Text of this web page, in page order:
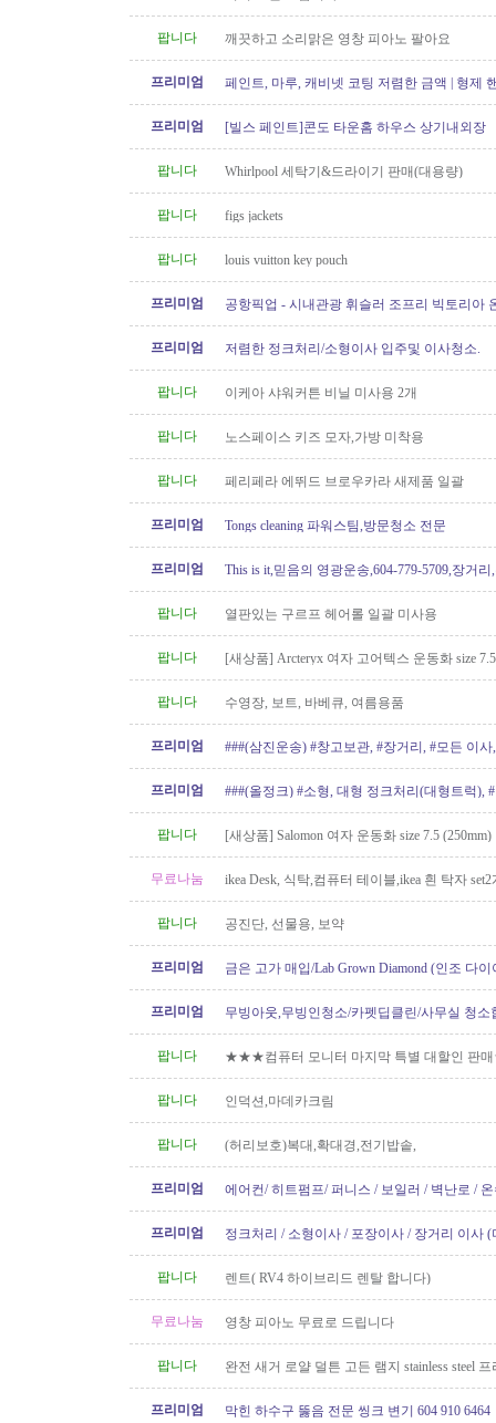
팝니다 깨끗하고 소리맑은 영창 피아노 팔아요
프리미엄 페인트, 마루, 캐비넷 코팅 저렴한 금액 | 형제
프리미엄 [빌스 페인트]콘도 타운홈 하우스 상기내외장
팝니다 Whirlpool 세탁기&드라이기 판매(대용량)
팝니다 figs jackets
팝니다 louis vuitton key pouch
프리미엄
공항픽업 - 시내관광 휘슬러 조프리 빅토리아
프리미엄
저렴한 정크처리/소형이사 입주및 이사청소.
팝니다 이케아 샤워커튼 비닐 미사용 2개
팝니다 노스페이스 키즈 모자,가방 미착용
팝니다 페리페라 에뛰드 브로우카라 새제품 일괄
프리미엄 Tongs cleaning 파워스팀,방문청소 전문
프리미엄 This is it,믿음의 영광운송,604-779-5709,장거리
팝니다 열판있는 구르프 헤어롤 일괄 미사용
팝니다 [새상품] Arcteryx 여자 고어텍스 운동화 size 7.5
팝니다 수영장, 보트, 바베큐, 여름용품
프리미엄 ###(삼진운송) #창고보관, #장거리, #모든 이사
프리미엄
###(올정크) #소형, 대형 정크처리(대형트럭),
팝니다
[새상품] Salomon 여자 운동화 size 7.5 (250mm)
무료나눔 ikea Desk, 식탁,컴퓨터 테이블,ikea 흰 탁자 set2
팝니다 공진단, 선물용, 보약
프리미엄
금은 고가 매입/Lab Grown Diamond (인조 다
프리미엄
무빙아웃,무빙인청소/카펫딥클린/사무실 청소
팝니다 ★★★컴퓨터 모니터 마지막 특별 대할인
팝니다 인덕션,마데카크림
팝니다 (허리보호)복대,확대경,전기밥솥,
프리미엄
에어컨/ 히트펌프/ 퍼니스 / 보일러 / 벽난로 /
프리미엄
정크처리 / 소형이사 / 포장이사 / 장거리 이사 (
팝니다 렌트( RV4 하이브리드 렌탈 합니다)
무료나눔 영창 피아노 무료로 드립니다
팝니다
완전 새거 로얄 덜튼 고든 램지 stainless steel
프리미엄
막힌 하수구 뚫음 전문 씽크 변기 604 910 6464